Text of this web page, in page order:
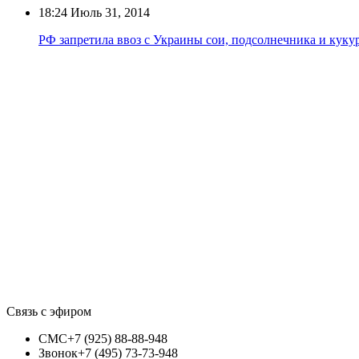
18:24 Июль 31, 2014
РФ запретила ввоз с Украины сои, подсолнечника и
Связь с эфиром
СМС+7 (925) 88-88-948
Звонок+7 (495) 73-73-948